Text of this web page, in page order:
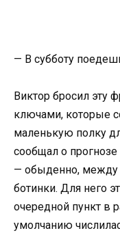
— В субботу
Виктор бросил эту
ключами, которые
маленькую полку
сообщал о
— обыденно,
ботинки. Для него
очередной пункт в
умолчанию